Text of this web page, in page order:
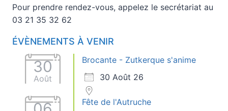
Pour prendre rendez-vous, appelez le secrétariat au
03 21 35 32 62
ÉVÈNEMENTS À VENIR
30
Août
Brocante - Zutkerque s'anime
30 Août 26
Fête de l'Autruche